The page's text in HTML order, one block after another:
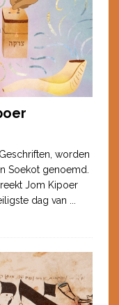
worden
Soekot genoemd.
Jom Kipoer
dag van